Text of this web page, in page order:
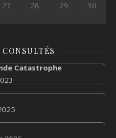
27 28 29
30
Catastrophe